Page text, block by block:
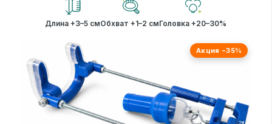
Длина +3–5 смОбхват +1–2 смГоловка +20–30%
Акция −35%